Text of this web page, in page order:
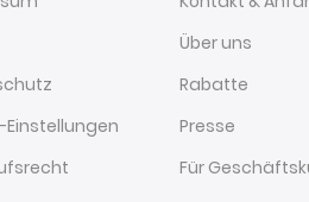
Einstellungen
Über uns
Rabatte
Presse
Für